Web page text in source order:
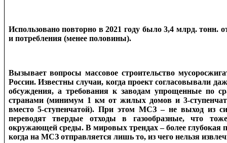
Использовано повторно в 2021 году было 3,4 млрд. тонн.
и потребления (менее половины).
Вызывает вопросы массовое строительство
России. Известны случаи, когда проект согласовывали
обсуждения, а требования к заводам упрощенные по
странами (минимум 1 км от жилых домов и 3-
вместо 5-ступенчатой). При этом МСЗ – не выход из
переводят твердые отходы в газообразные, что
окружающей среды. В мировых трендах – более глубокая
когда на МСЗ отправляется лишь то, из чего нельзя